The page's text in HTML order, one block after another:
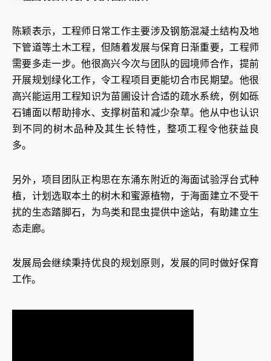
陈颖表示，工程师日常工作主要涉及钢筋混凝土结构及地
下管道等土木工程，但随着发展与保育日渐重要，工程师
需要多走一步。他很高兴今次与团队的园境师合作，提前
开展规划绿化工作，令工程项目更能切合市民期望。他很
高兴能运用工程知识为苗圃设计合适的疏水系统，例如砾
石铺面以帮助排水、支撑树苗和减少杂草。他从中也认识
到不同的树木品种及其生长特性，整项工程令他获益良
多。
另外，项目团队正构思在东涌东附近的海面试验浮台式种
植，计划选取本土的树木和蜜源植物，于海面建立不受干
扰的生态踏脚石，为鸟类和昆虫提供中途站，有助建立生
态走廊。
发展局会继续秉持优良的规划原则，发展的同时做好保育
工作。